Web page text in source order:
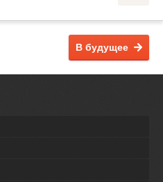
В будущее